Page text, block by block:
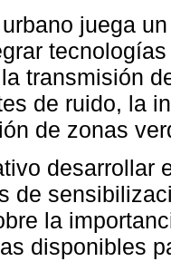
juega
transmisión
de ruido, la
de zonas
desarrollar
de
la
disponibles